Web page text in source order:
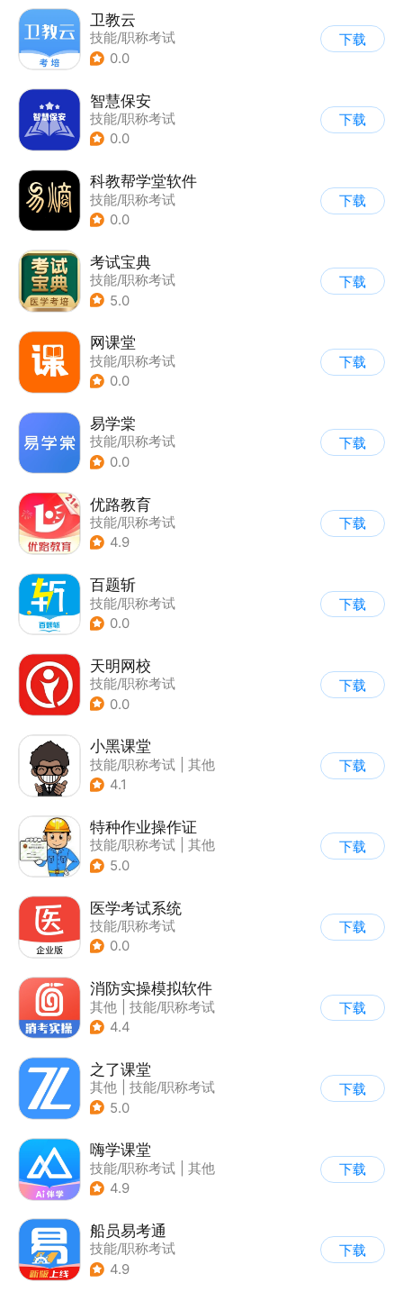
卫教云
技能/职称考试
0.0
下载
智慧保安
技能/职称考试
0.0
下载
科教帮学堂软件
技能/职称考试
0.0
下载
考试宝典
技能/职称考试
5.0
下载
网课堂
技能/职称考试
0.0
下载
易学棠
技能/职称考试
0.0
下载
优路教育
技能/职称考试
4.9
下载
百题斩
技能/职称考试
0.0
下载
天明网校
技能/职称考试
0.0
下载
小黑课堂
技能/职称考试
其他
4.1
下载
特种作业操作证
技能/职称考试
其他
5.0
下载
医学考试系统
技能/职称考试
0.0
下载
消防实操模拟软件
其他
技能/职称考试
4.4
下载
之了课堂
其他
技能/职称考试
5.0
下载
嗨学课堂
技能/职称考试
其他
4.9
下载
船员易考通
技能/职称考试
4.9
下载